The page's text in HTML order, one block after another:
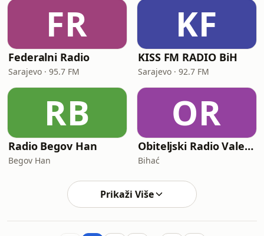
FR
Federalni Radio
Sarajevo · 95.7 FM
KF
KISS FM RADIO BiH
Sarajevo · 92.7 FM
RB
Radio Begov Han
Begov Han
OR
Obiteljski Radio Valentino (ORV)
Bihać
Prikaži Više